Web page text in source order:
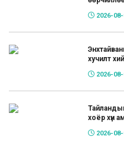
2026-
хучилт
2026-
хоёр хүн
2026-